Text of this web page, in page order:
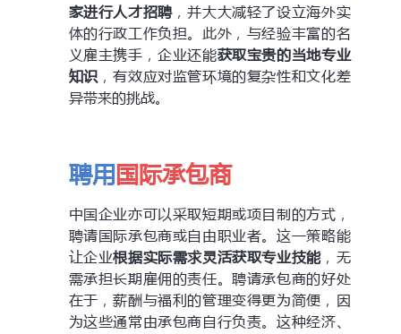
家进行人才招聘，并大大减轻了设立海外实
体的行政工作负担。此外，与经验丰富的名
义雇主携手，企业还能获取宝贵的当地专业
知识 ，有效应对监管环境的复杂性和文化差
异带来的挑战。
聘用 国际承包商
中国企业亦可以采取短期或项目制的方式，
聘请国际承包商或自由职业者。这一策略能
让企业根据实际需求灵活获取专业技能，无
需承担长期雇佣的责任。聘请承包商的好处
在于，薪酬与福利的管理变得更为简便，因
为这些通常由承包商自行负责。这种经济、